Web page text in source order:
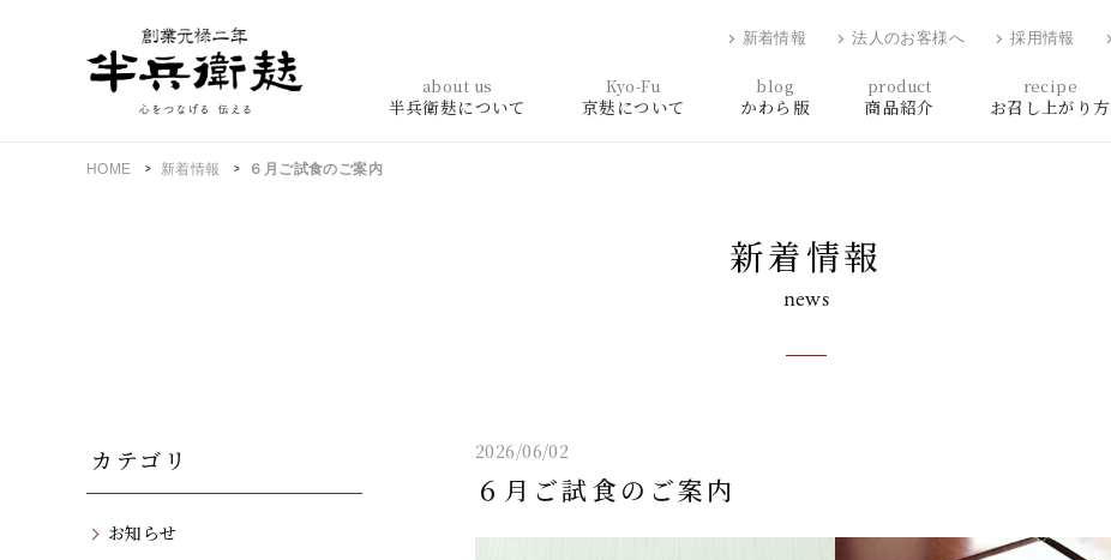
新着情報 法人のお客様へ 採用情報
about us
半兵衛麸について
Kyo-Fu
京麸について
blog
かわら版
product
商品紹介
recipe
お召し上がり方
HOME 新着情報 ６月ご試食のご案内
新着情報
news
６月ご試食のご案内
2026/06/02
カテゴリ
お知らせ